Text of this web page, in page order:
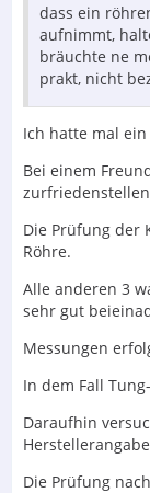
dass ein
aufnimmt,
bräuchte ne
prakt, nicht
Ich hatte mal
Bei einem
Die Prüfung der
Röhre.
Alle anderen 3
sehr gut
Messungen
In dem Fall
Daraufhin
Die Prüfung